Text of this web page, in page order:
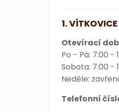
1.
Otevírací
Po - Pá: 7:00 -
Sobota: 7:00 -
Neděle:
Telefonní